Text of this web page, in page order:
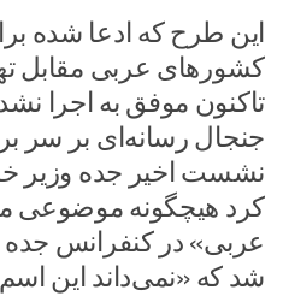
این طرح که ادعا شده
کشورهای عربی مقابل
تاکنون موفق به اجرا
جنجال رسانه‌ای بر سر
نشست اخیر جده وزیر
کرد هیچگونه موضوعی
عربی» در کنفرانس
شد که «نمی‌داند این